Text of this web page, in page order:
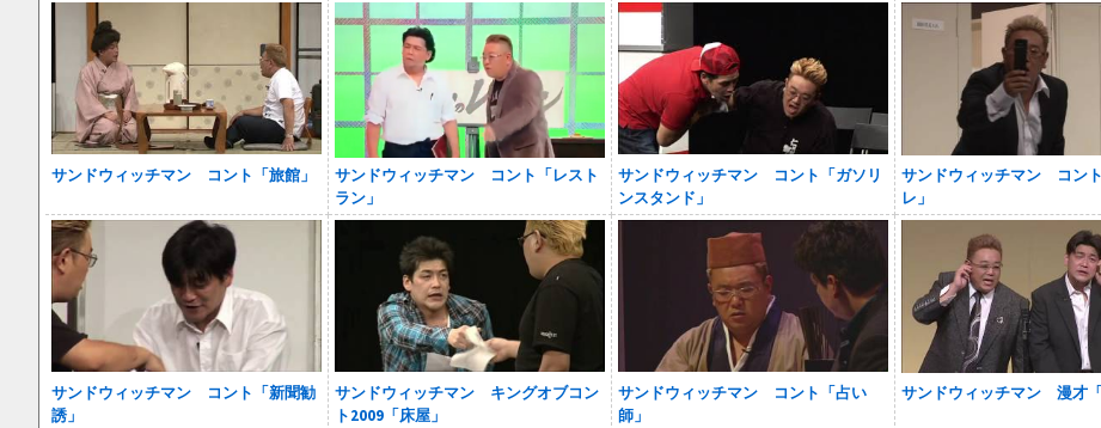
サンドウィッチマン コント「旅館」
サンドウィッチマン コント「レスト
ラン」
サンドウィッチマン コント「ガソリ
ンスタンド」
サンドウィッチマン コン
レ」
サンドウィッチマン コント「新聞勧
誘」
サンドウィッチマン キングオブコン
ト2009「床屋」
サンドウィッチマン コント「占い
師」
サンドウィッチマン 漫才「